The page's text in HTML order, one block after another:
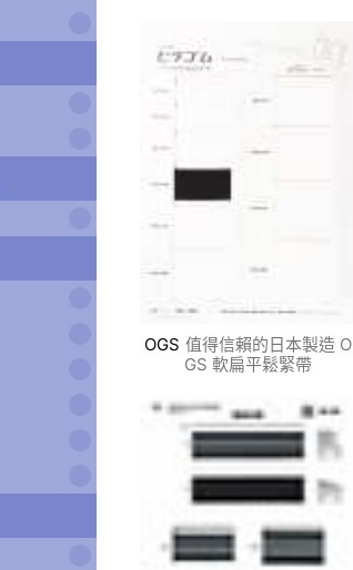
OGS 值得信賴的日本製造 O
GS 軟扁平鬆緊帶